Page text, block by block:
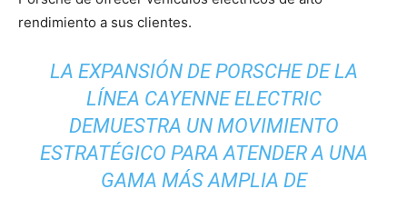
rendimiento a sus clientes.
LA EXPANSIÓN DE PORSCHE DE LA
LÍNEA CAYENNE ELECTRIC
DEMUESTRA UN MOVIMIENTO
ESTRATÉGICO PARA ATENDER A UNA
GAMA MÁS AMPLIA DE